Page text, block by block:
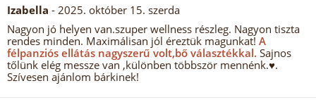
Izabella - 2025. október 15. szerda
Nagyon jó helyen van.szuper wellness részleg. Nagyon tiszta
rendes minden. Maximálisan jól éreztük magunkat! A
félpanziós ellátás nagyszerű volt,bő választékkal. Sajnos
tőlünk elég messze van ,különben többször mennénk.♥️.
Szívesen ajánlom bárkinek!